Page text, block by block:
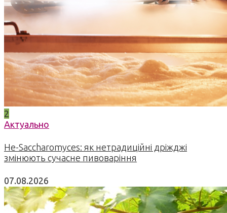
2
Актуально
Не-Saccharomyces: як нетрадиційні дріжджі
змінюють сучасне пивоваріння
07.08.2026